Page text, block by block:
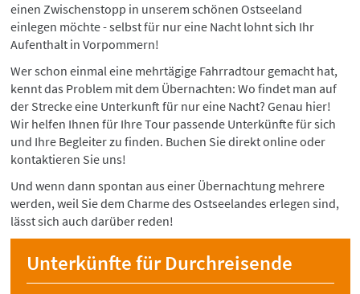
einen Zwischenstopp in unserem schönen Ostseeland
einlegen möchte - selbst für nur eine Nacht lohnt sich Ihr
Aufenthalt in Vorpommern!
Wer schon einmal eine mehrtägige Fahrradtour gemacht hat,
kennt das Problem mit dem Übernachten: Wo findet man auf
der Strecke eine Unterkunft für nur eine Nacht? Genau hier!
Wir helfen Ihnen für Ihre Tour passende Unterkünfte für sich
und Ihre Begleiter zu finden. Buchen Sie direkt online oder
kontaktieren Sie uns!
Und wenn dann spontan aus einer Übernachtung mehrere
werden, weil Sie dem Charme des Ostseelandes erlegen sind,
lässt sich auch darüber reden!
Unterkünfte für Durchreisende